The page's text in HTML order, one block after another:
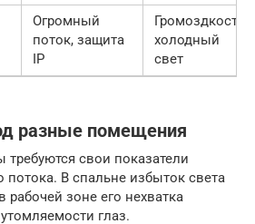
Огромный
поток, защита
IP
Громоздкость,
холодный
свет
разные помещения
свои показатели
потока. В спальне избыток света
рабочей зоне его нехватка
глаз.